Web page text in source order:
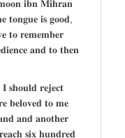
𝐢𝐛𝐧 𝐌𝐢𝐡𝐫𝐚𝐧
𝐭𝐨𝐧𝐠𝐮𝐞 𝐢𝐬 𝐠𝐨𝐨𝐝,
𝐭𝐨 𝐫𝐞𝐦𝐞𝐦𝐛𝐞𝐫
𝐚𝐧𝐝 𝐭𝐨 𝐭𝐡𝐞𝐧
𝐬𝐡𝐨𝐮𝐥𝐝 𝐫𝐞𝐣𝐞𝐜𝐭
𝐛𝐞𝐥𝐨𝐯𝐞𝐝 𝐭𝐨 𝐦𝐞
𝐚𝐧𝐝 𝐚𝐧𝐨𝐭𝐡𝐞𝐫
𝐬𝐢𝐱 𝐡𝐮𝐧𝐝𝐫𝐞𝐝